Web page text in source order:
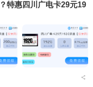
特惠四川广电卡29元19